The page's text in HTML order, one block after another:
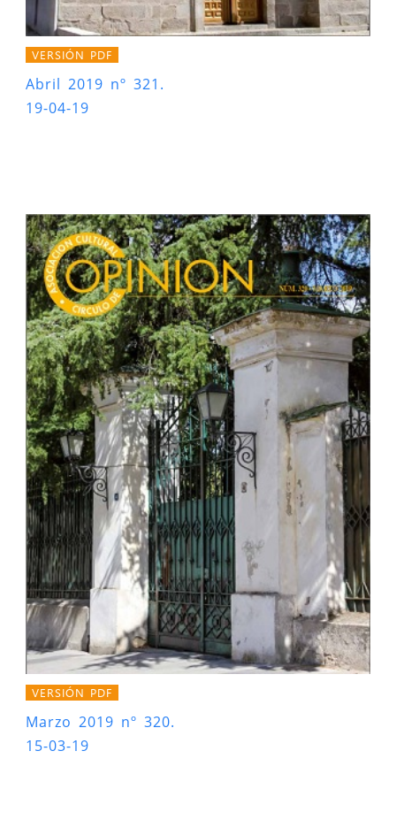
VERSIÓN PDF
Abril 2019 nº 321.
19-04-19
VERSIÓN PDF
Marzo 2019 nº 320.
15-03-19